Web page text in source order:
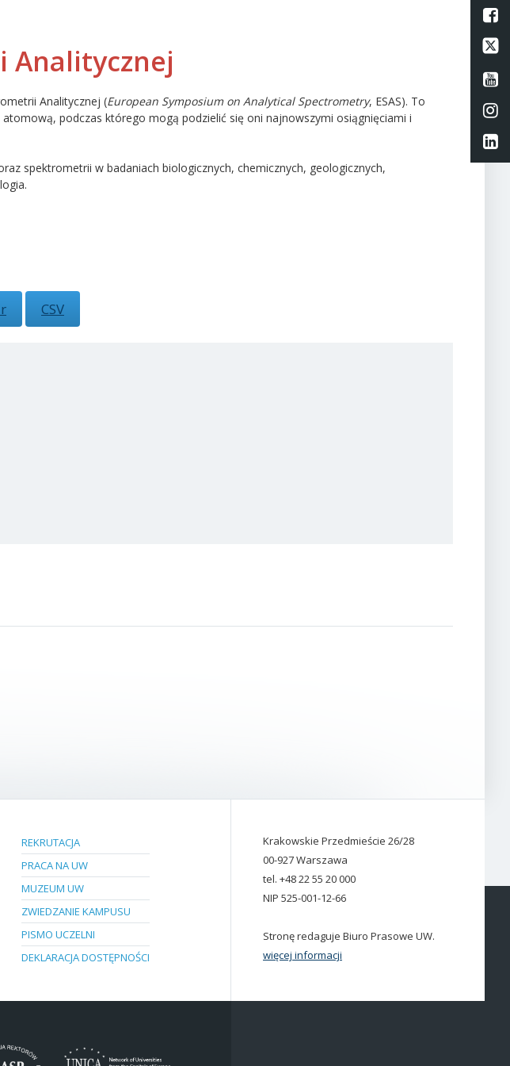
Analitycznej
Analitycznej (European Symposium on Analytical Spectrometry, ESAS). To
podczas którego mogą podzielić się oni najnowszymi osiągnięciami i
spektrometrii w badaniach biologicznych, chemicznych, geologicznych,
CSV
REKRUTACJA
PRACA NA UW
MUZEUM UW
ZWIEDZANIE KAMPUSU
PISMO UCZELNI
DEKLARACJA DOSTĘPNOŚCI
Krakowskie Przedmieście 26/28
00-927 Warszawa
tel. +48 22 55 20 000
NIP 525-001-12-66
Stronę redaguje Biuro Prasowe UW.
więcej informacji